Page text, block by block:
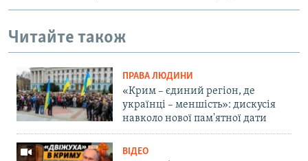
Читайте також
ПРАВА ЛЮДИНИ
«Крим – єдиний регіон, де
українці – меншість»: дискусія
навколо нової пам'ятної дати
ВІДЕО